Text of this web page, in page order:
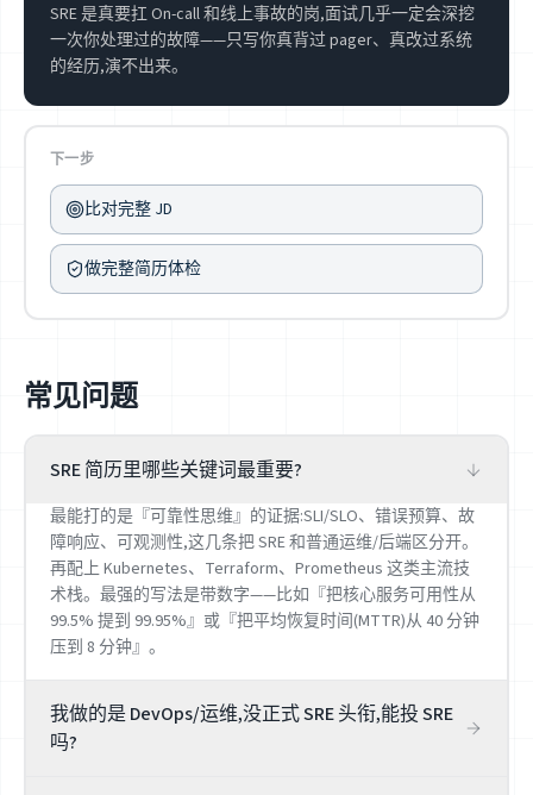
SRE 是真要扛 On-call 和线上事故的岗,面试几乎一定会深挖
一次你处理过的故障——只写你真背过 pager、真改过系统
的经历,演不出来。
下一步
比对完整 JD
做完整简历体检
常见问题
SRE 简历里哪些关键词最重要?
最能打的是『可靠性思维』的证据:SLI/SLO、错误预算、故
障响应、可观测性,这几条把 SRE 和普通运维/后端区分开。
再配上 Kubernetes、Terraform、Prometheus 这类主流技
术栈。最强的写法是带数字——比如『把核心服务可用性从
99.5% 提到 99.95%』或『把平均恢复时间(MTTR)从 40 分钟
压到 8 分钟』。
我做的是 DevOps/运维,没正式 SRE 头衔,能投 SRE
吗?